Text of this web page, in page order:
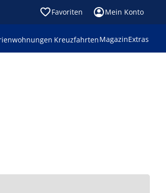
Favoriten Mein Konto
KreuzfahrtenMagazinExtras